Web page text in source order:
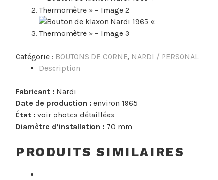
Catégorie : BOUTONS DE CORNE, NARDI / PERSONAL
Description
Fabricant : Nardi
Date de production : environ 1965
État : voir photos détaillées
Diamètre d’installation : 70 mm
PRODUITS SIMILAIRES